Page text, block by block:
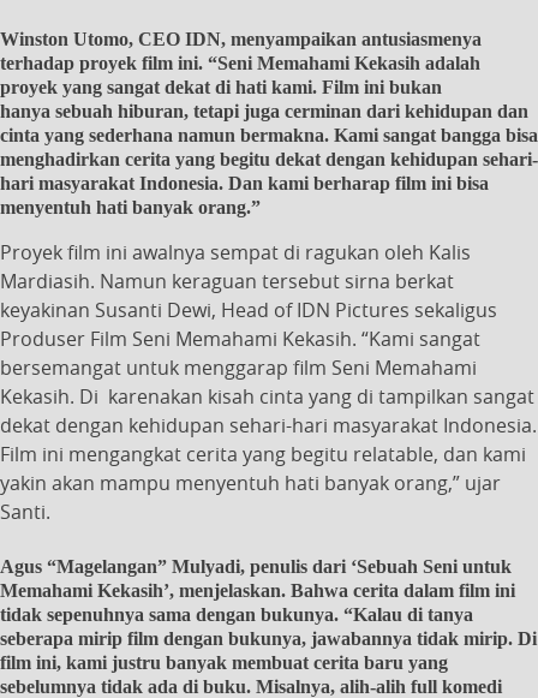
Winston Utomo, CEO IDN, menyampaikan antusiasmenya
terhadap proyek film ini. “Seni Memahami Kekasih adalah
proyek yang sangat dekat di hati kami. Film ini bukan
hanya sebuah hiburan, tetapi juga cerminan dari kehidupan dan
cinta yang sederhana namun bermakna. Kami sangat bangga bisa
menghadirkan cerita yang begitu dekat dengan kehidupan sehari-
hari masyarakat Indonesia. Dan kami berharap film ini bisa
menyentuh hati banyak orang.”
Proyek film ini awalnya sempat di ragukan oleh Kalis
Mardiasih. Namun keraguan tersebut sirna berkat
keyakinan Susanti Dewi, Head of IDN Pictures sekaligus
Produser Film Seni Memahami Kekasih. “Kami sangat
bersemangat untuk menggarap film Seni Memahami
Kekasih. Di karenakan kisah cinta yang di tampilkan sangat
dekat dengan kehidupan sehari-hari masyarakat Indonesia.
Film ini mengangkat cerita yang begitu relatable, dan kami
yakin akan mampu menyentuh hati banyak orang,” ujar
Santi.
Agus “Magelangan” Mulyadi, penulis dari ‘Sebuah Seni untuk
Memahami Kekasih’, menjelaskan. Bahwa cerita dalam film ini
tidak sepenuhnya sama dengan bukunya. “Kalau di tanya
seberapa mirip film dengan bukunya, jawabannya tidak mirip. Di
film ini, kami justru banyak membuat cerita baru yang
sebelumnya tidak ada di buku. Misalnya, alih-alih full komedi